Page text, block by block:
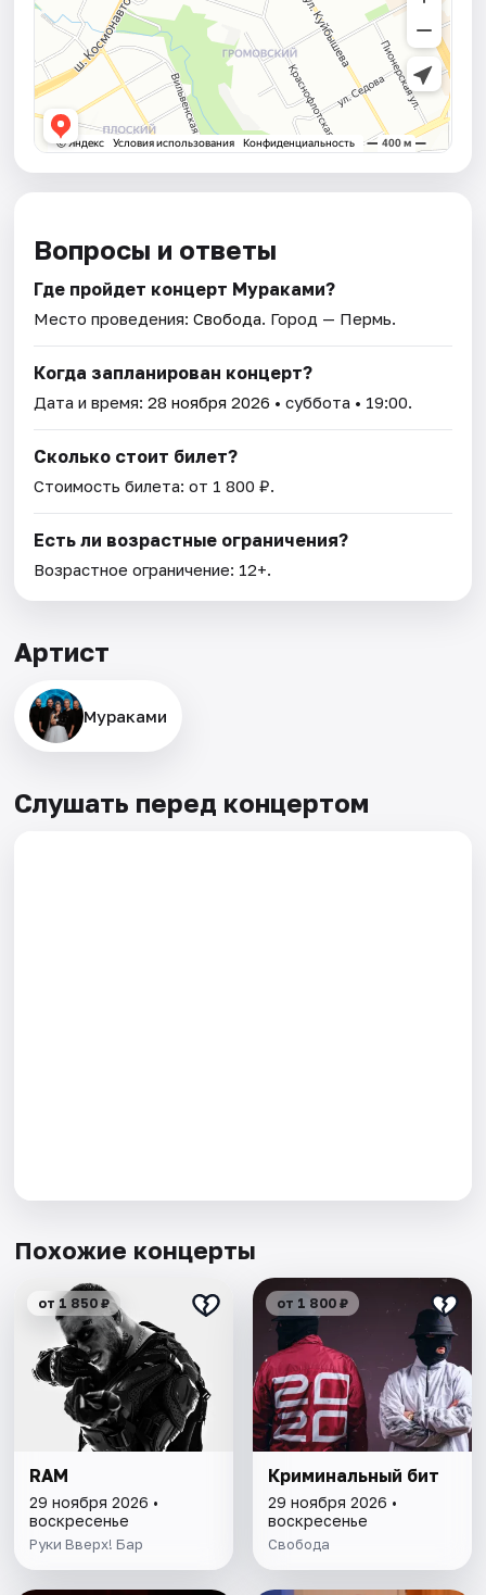
Вопросы и ответы
Где пройдет концерт Мураками?
Место проведения:Свобода. Город — Пермь.
Когда запланирован концерт?
Дата и время:28 ноября 2026 • суббота • 19:00.
Сколько стоит билет?
Стоимость билета: от 1 800 ₽.
Есть ли возрастные ограничения?
Возрастное ограничение: 12+.
Артист
Мураками
Слушать перед концертом
Похожие концерты
от 1 850 ₽
RAM
29 ноября 2026 •
воскресенье
Руки Вверх! Бар
от 1 800 ₽
Криминальный бит
29 ноября 2026 •
воскресенье
Свобода